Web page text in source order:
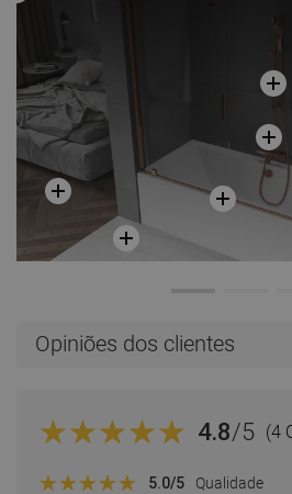
Opiniões dos clientes
4.8/5 (4
5.0/5 Qualidade